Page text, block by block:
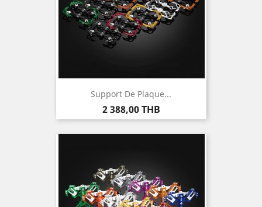
Support De Plaque...
Prix
2 388,00 THB